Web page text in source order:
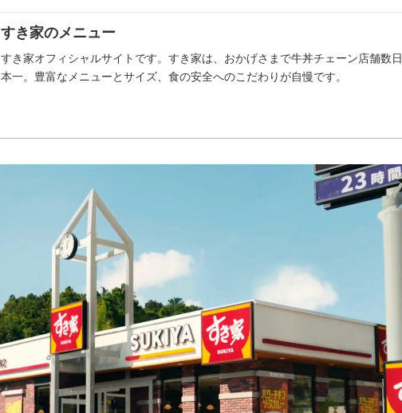
すき家のメニュー
すき家オフィシャルサイトです。すき家は、おかげさまで牛丼チェーン店舗数日
本一。豊富なメニューとサイズ、食の安全へのこだわりが自慢です。